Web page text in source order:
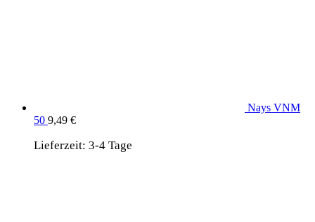
Nays VNM
50 9,49 €
Lieferzeit: 3-4 Tage